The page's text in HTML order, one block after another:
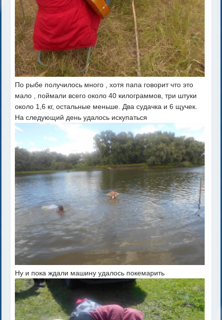
По рыбе получилось много , хотя папа говорит что это
мало , поймали всего около 40 килограммов, три штуки
около 1,6 кг, остальные меньше. Два судачка и 6 щучек.
На следующий день удалось искупаться
Ну и пока ждали машину удалось покемарить